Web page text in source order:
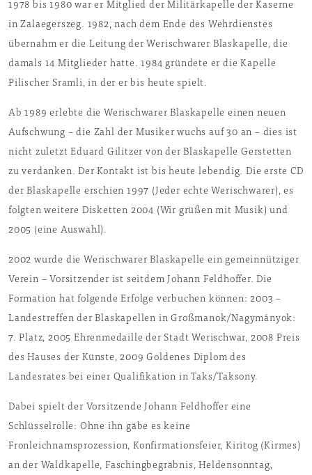
1978 bis 1980 war er Mitglied der Militärkapelle der Kaserne
in Zalaegerszeg. 1982, nach dem Ende des Wehrdienstes
übernahm er die Leitung der Werischwarer Blaskapelle, die
damals 14 Mitglieder hatte. 1984 gründete er die Kapelle
Pilischer Sramli, in der er bis heute spielt.
Ab 1989 erlebte die Werischwarer Blaskapelle einen neuen
Aufschwung – die Zahl der Musiker wuchs auf 30 an – dies ist
nicht zuletzt Eduard Gilitzer von der Blaskapelle Gerstetten
zu verdanken. Der Kontakt ist bis heute lebendig. Die erste CD
der Blaskapelle erschien 1997 (Jeder echte Werischwarer), es
folgten weitere Disketten 2004 (Wir grüßen mit Musik) und
2005 (eine Auswahl).
2002 wurde die Werischwarer Blaskapelle ein gemeinnütziger
Verein – Vorsitzender ist seitdem Johann Feldhoffer. Die
Formation hat folgende Erfolge verbuchen können: 2003 –
Landestreffen der Blaskapellen in Großmanok/Nagymányok:
7. Platz, 2005 Ehrenmedaille der Stadt Werischwar, 2008 Preis
des Hauses der Künste, 2009 Goldenes Diplom des
Landesrates bei einer Qualifikation in Taks/Taksony.
Dabei spielt der Vorsitzende Johann Feldhoffer eine
Schlüsselrolle: Ohne ihn gäbe es keine
Fronleichnamsprozession, Konfirmationsfeier, Kiritog (Kirmes)
an der Waldkapelle, Faschingbegräbnis, Heldensonntag,